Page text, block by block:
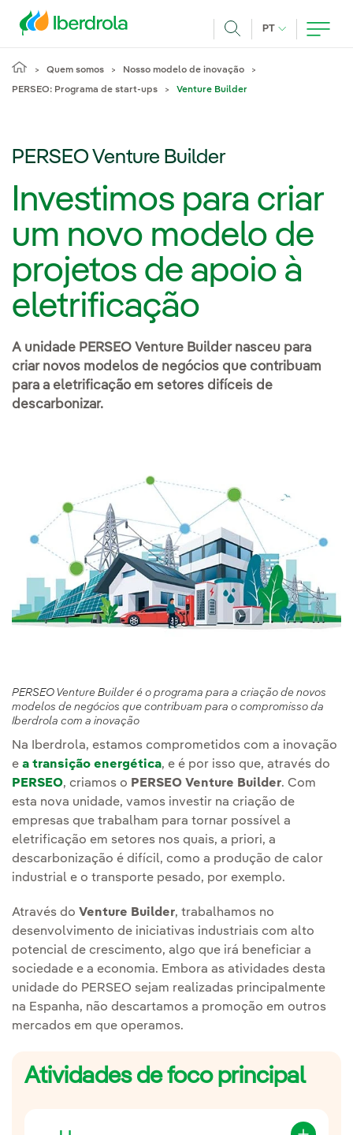
PT IDIOMA ATUAL,
Quem somos Nosso modelo de inovação
PERSEO: Programa de start-ups Venture Builder
PERSEO Venture Builder
Investimos para criar
um novo modelo de
projetos de apoio à
eletrificação
A unidade PERSEO Venture Builder nasceu para
criar novos modelos de negócios que contribuam
para a eletrificação em setores difíceis de
descarbonizar.
PERSEO Venture Builder é o programa para a criação de novos
modelos de negócios que contribuam para o compromisso da
Iberdrola com a inovação
Na Iberdrola, estamos comprometidos com a inovação
e a transição energética, e é por isso que, através do
PERSEO, criamos o PERSEO Venture Builder. Com
esta nova unidade, vamos investir na criação de
empresas que trabalham para tornar possível a
eletrificação em setores nos quais, a priori, a
descarbonização é difícil, como a produção de calor
industrial e o transporte pesado, por exemplo.
Através do Venture Builder, trabalhamos no
desenvolvimento de iniciativas industriais com alto
potencial de crescimento, algo que irá beneficiar a
sociedade e a economia. Embora as atividades desta
unidade do PERSEO sejam realizadas principalmente
na Espanha, não descartamos a promoção em outros
mercados em que operamos.
Atividades de foco principal